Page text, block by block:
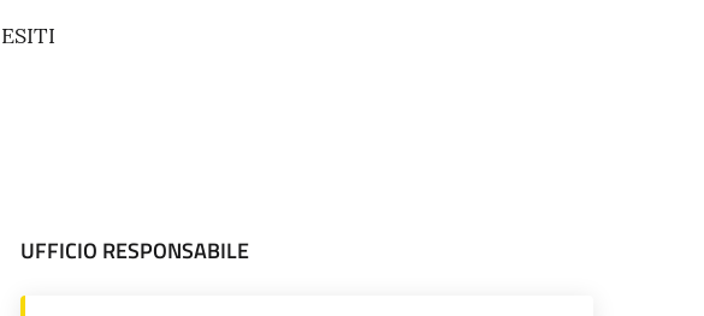
UFFICIO RESPONSABILE